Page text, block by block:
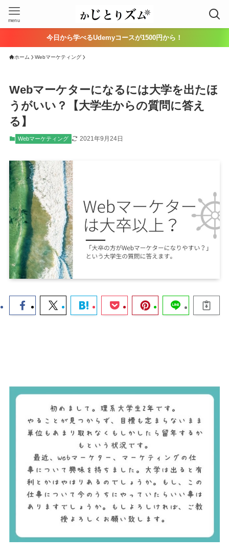
menu
今日から学べるUdemyコースが1500円から！
ホーム Webマーケティング
Webマーケターになるには大学を出たほ
うがいい？【大学生からの質問に答え
る】
Webマーケティング 2021年9月24日